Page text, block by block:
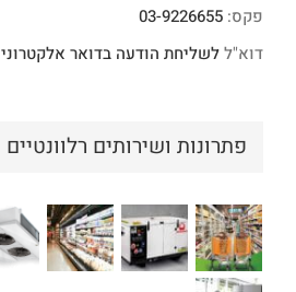
פקס: 03-9226655
דוא"ללשליחת הודעה בדואר אלקטרוני
פתרונות ושירותים רלוונטיים